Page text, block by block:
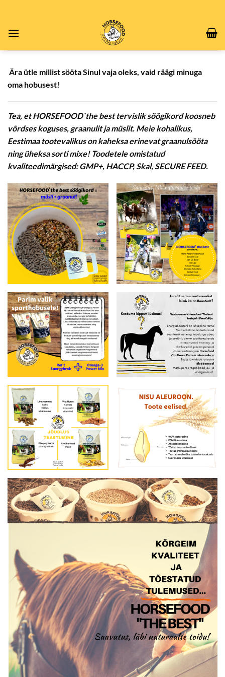
content
Ära ütle millist sööta Sinul vaja oleks, vaid räägi minuga
oma hobusest!
Tea, et HORSEFOOD`the best tervislik söögikord koosneb
võrdses koguses, graanulit ja müslit. Meie kohalikus,
Eestimaa tootevalikus on kaheksa erinevat graanulsööta
ning üheksa sorti mixe! Toodetele omistatud
kvaliteedimärgised: GMP+, HACCP, Skal, SECURE FEED.